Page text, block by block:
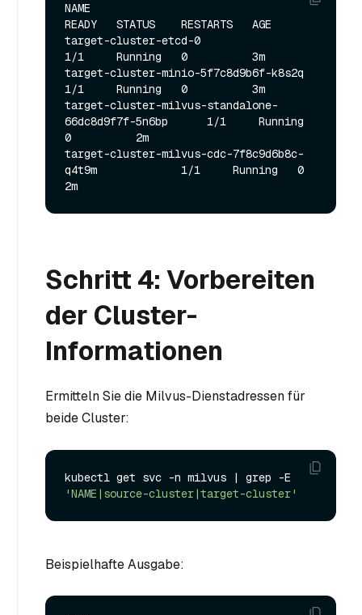
NAME
READY   STATUS    RESTARTS   AGE
target-cluster-etcd-0
1/1     Running   0          3m
target-cluster-minio-5f7c8d9b6f-k8s2q
1/1     Running   0          3m
target-cluster-milvus-standalone-
66dc8d9f7f-5n6bp      1/1     Running
0          2m
target-cluster-milvus-cdc-7f8c9d6b8c-
q4t9m             1/1     Running   0
Schritt 4: Vorbereiten
der Cluster-
Informationen
Ermitteln Sie die Milvus-Dienstadressen für
beide Cluster:
'NAME|source-cluster|target-cluster'
Beispielhafte Ausgabe: